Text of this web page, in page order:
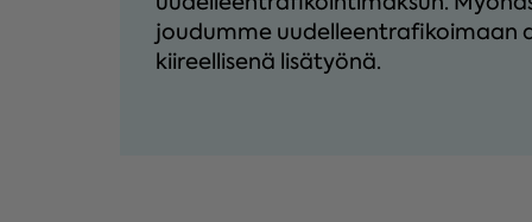
joudumme uudelleentrafikoimaan
kiireellisenä lisätyönä.